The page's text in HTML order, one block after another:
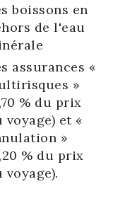
boissons en
de l'eau
assurances «
»
% du prix
voyage) et «
»
% du prix
voyage).